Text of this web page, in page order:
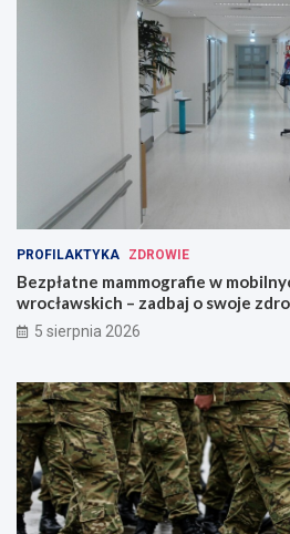
PROFILAKTYKA ZDROWIE
Bezpłatne mammografie w
wrocławskich – zadbaj o swoje
5 sierpnia 2026